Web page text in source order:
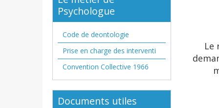
Le
Psychologue
Code de deontologie
Prise en charge des interventi
Convention Collective 1966
Documents utiles